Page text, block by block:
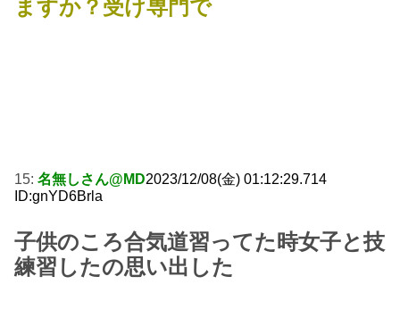
ますか？受け専門で
15: 名無しさん@MD2023/12/08(金) 01:12:29.714
ID:gnYD6Brla
子供のころ合気道習ってた時女子と技
練習したの思い出した